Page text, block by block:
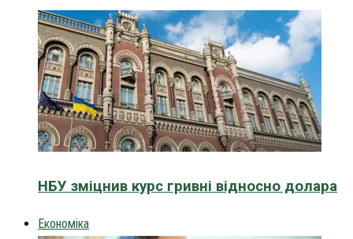
НБУ зміцнив курс гривні відносно долара
Економіка